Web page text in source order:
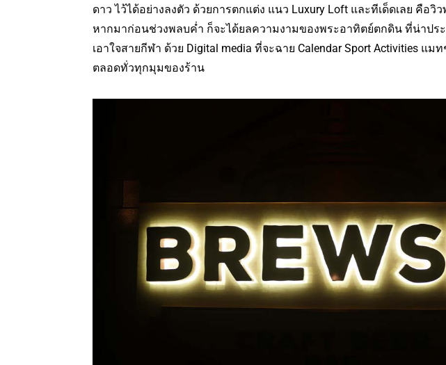
ดาว ไว้ได้อย่างลงตัว ด้วยการตกแต่ง แนว Luxury Loft และทีเด็ดเลย คือวิ
หากมาก่อนช่วงพลบค่ำ ก็จะได้ยลความงามของพระอาทิตย์ตกดิน ที่น่าประ
เอาใจสายกีฬา ด้วย Digital media ที่จะฉาย Calendar Sport Activities แ
ตลอดทั่วทุกมุมของร้าน